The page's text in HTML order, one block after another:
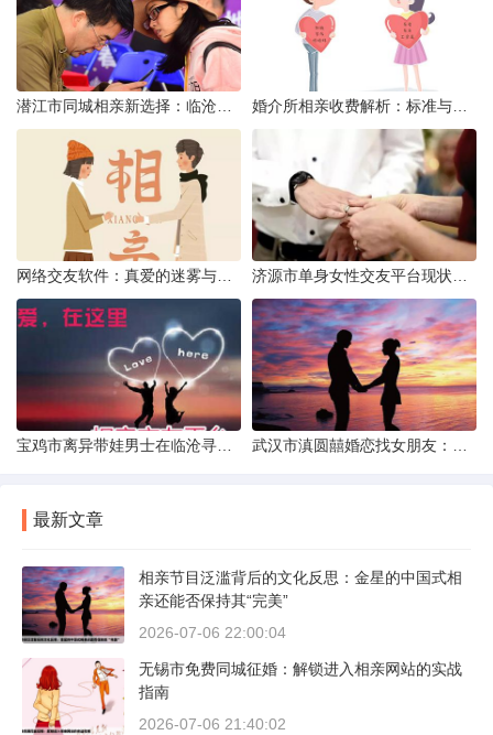
最新文章
相亲节目泛滥背后的文化反思：金星的中国式相
亲还能否保持其“完美”
2026-07-06 22:00:04
无锡市免费同城征婚：解锁进入相亲网站的实战
指南
2026-07-06 21:40:02